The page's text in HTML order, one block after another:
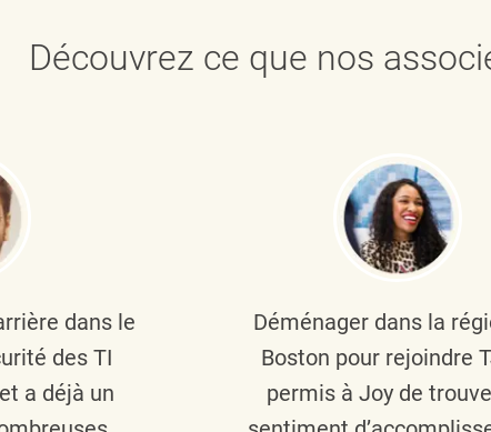
Découvrez ce que nos
dans le
des TI
a déjà un
Déménager dans la
Boston pour rejoindre
permis à Joy de